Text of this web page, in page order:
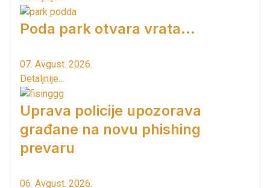
Poda park otvara vrata...
07. Avgust. 2026.
Detaljnije...
Uprava policije upozorava
građane na novu phishing
prevaru
06. Avgust. 2026.